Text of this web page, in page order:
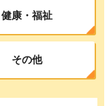
健康・福祉
その他